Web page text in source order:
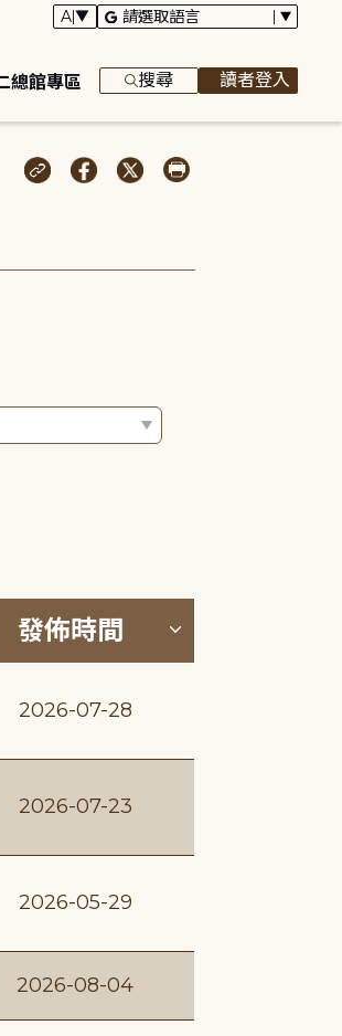
總館專區 搜尋 讀者登入
單位排序 (升降冪)
發佈時間 按發佈時間
2026-07-28
2026-07-23
2026-05-29
2026-08-04